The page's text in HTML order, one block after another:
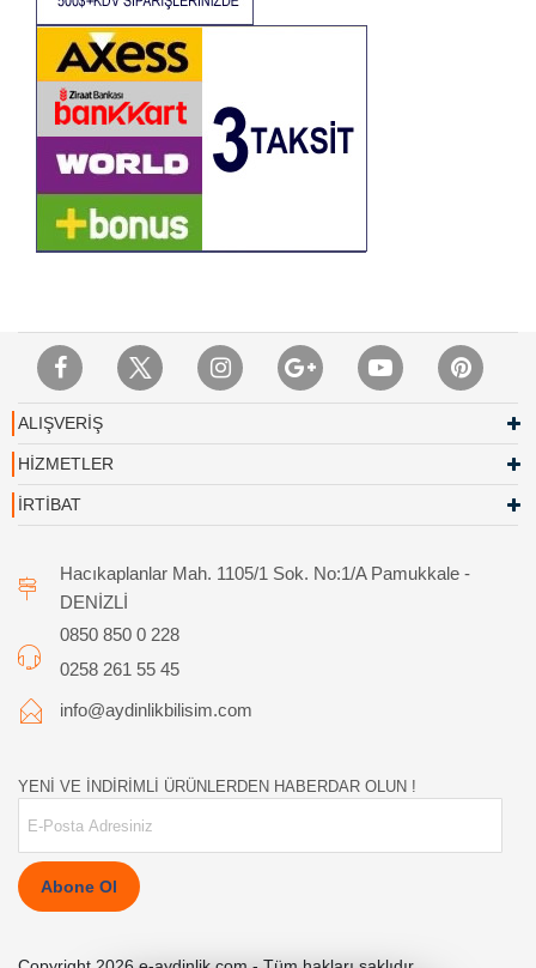
ALIŞVERİŞ
HİZMETLER
İRTİBAT
Hacıkaplanlar Mah. 1105/1 Sok. No:1/A Pamukkale -
DENİZLİ
0850 850 0 228
0258 261 55 45
info@aydinlikbilisim.com
YENİ VE İNDİRİMLİ ÜRÜNLERDEN HABERDAR OLUN !
Abone Ol